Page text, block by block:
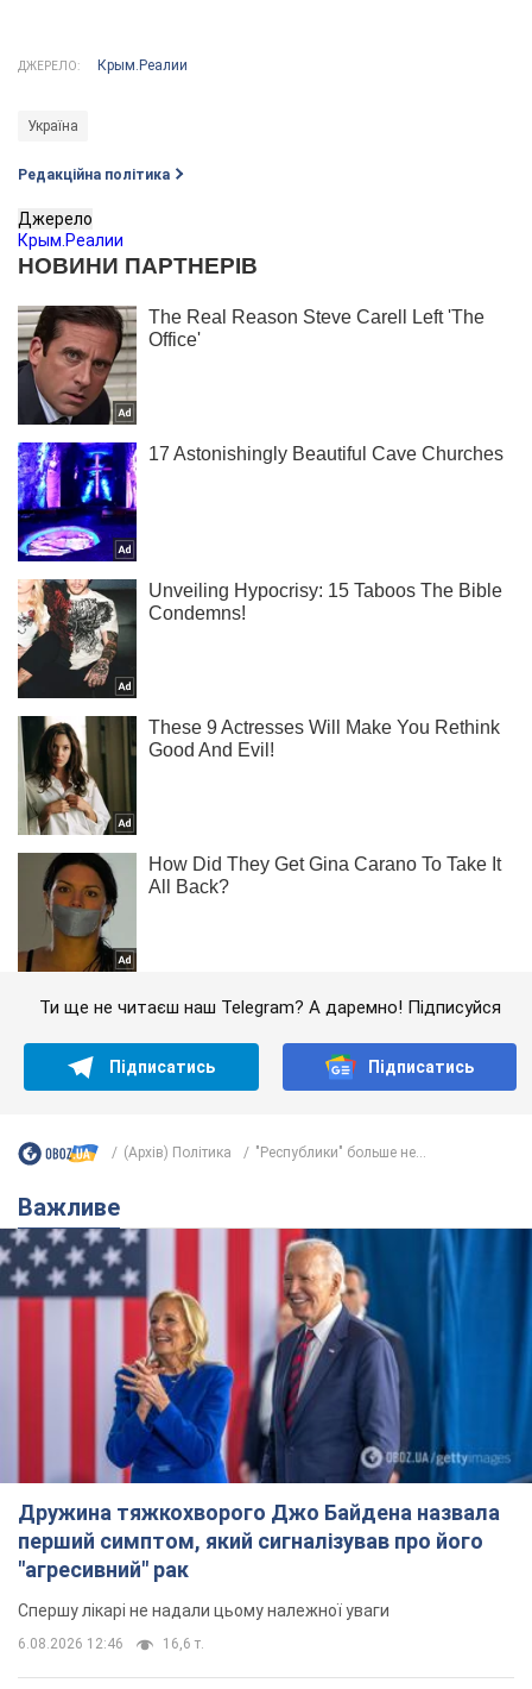
ДЖЕРЕЛО: Крым.Реалии
Україна
Редакційна політика
Джерело
Крым.Реалии
Ти ще не читаєш наш Telegram? А даремно! Підписуйся
Підписатись Підписатись
(Архів) Політика "Республики" больше не...
Важливе
Дружина тяжкохворого Джо Байдена назвала
перший симптом, який сигналізував про його
"агресивний" рак
Спершу лікарі не надали цьому належної уваги
6.08.2026 12:46 16,6 т.